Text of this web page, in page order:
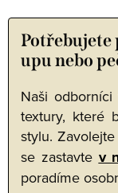
Potřebujete
upu nebo
Naši
textury, které
stylu.
se zastavte v
poradíme